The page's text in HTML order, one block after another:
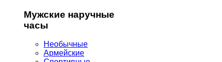
Мужские наручные
часы
Необычные
Армейские